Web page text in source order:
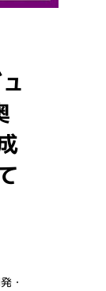
・